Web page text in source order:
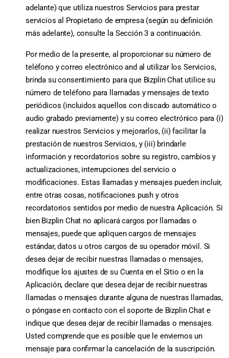
adelante) que utiliza nuestros Servicios para prestar
servicios al Propietario de empresa (según su definición
más adelante), consulte la Sección 3 a continuación.
Por medio de la presente, al proporcionar su número de
teléfono y correo electrónico and al utilizar los Servicios,
brinda su consentimiento para que Bizplin Chat utilice su
número de teléfono para llamadas y mensajes de texto
periódicos (incluidos aquellos con discado automático o
audio grabado previamente) y su correo electrónico para (i)
realizar nuestros Servicios y mejorarlos, (ii) facilitar la
prestación de nuestros Servicios, y (iii) brindarle
información y recordatorios sobre su registro, cambios y
actualizaciones, interrupciones del servicio o
modificaciones. Estas llamadas y mensajes pueden incluir,
entre otras cosas, notificaciones push y otros
recordatorios sentidos por medio de nuestra Aplicación. Si
bien Bizplin Chat no aplicará cargos por llamadas o
mensajes, puede que apliquen cargos de mensajes
estándar, datos u otros cargos de su operador móvil. Si
desea dejar de recibir nuestras llamadas o mensajes,
modifique los ajustes de su Cuenta en el Sitio o en la
Aplicación, declare que desea dejar de recibir nuestras
llamadas o mensajes durante alguna de nuestras llamadas,
o póngase en contacto con el soporte de Bizplin Chat e
indique que desea dejar de recibir llamadas o mensajes.
Usted comprende que es posible que le enviemos un
mensaje para confirmar la cancelación de la suscripción.